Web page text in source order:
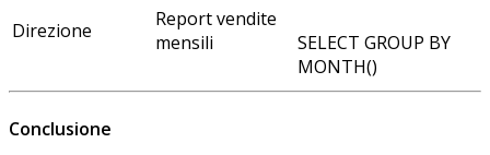
Direzione
Report vendite
mensili
SELECT GROUP BY
MONTH()
Conclusione